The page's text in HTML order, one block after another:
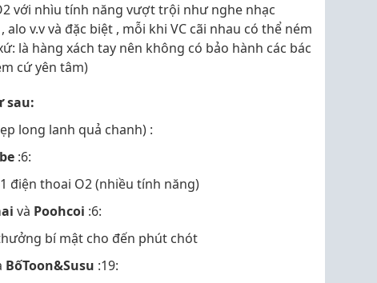
với nhìu tính năng vượt trội như nghe nhạc
v.v và đặc biệt , mỗi khi VC cãi nhau có thể ném
là hàng xách tay nên không có bảo hành các bác
cứ yên tâm)
sau:
long lanh quả chanh) :
:6:
điện thoai O2 (nhiều tính năng)
và Poohcoi :6:
bí mật cho đến phút chót
BốToon&Susu :19: